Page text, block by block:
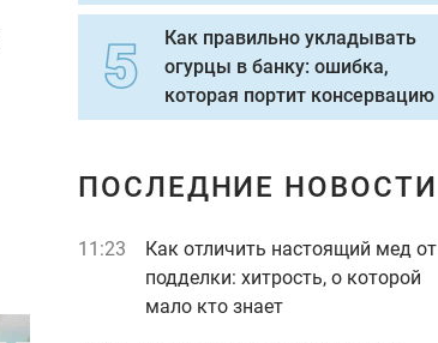
Как правильно укладывать
огурцы в банку: ошибка,
которая портит консервацию
ПОСЛЕДНИЕ НОВОСТИ
11:23
Как отличить настоящий мед от
подделки: хитрость, о которой
мало кто знает